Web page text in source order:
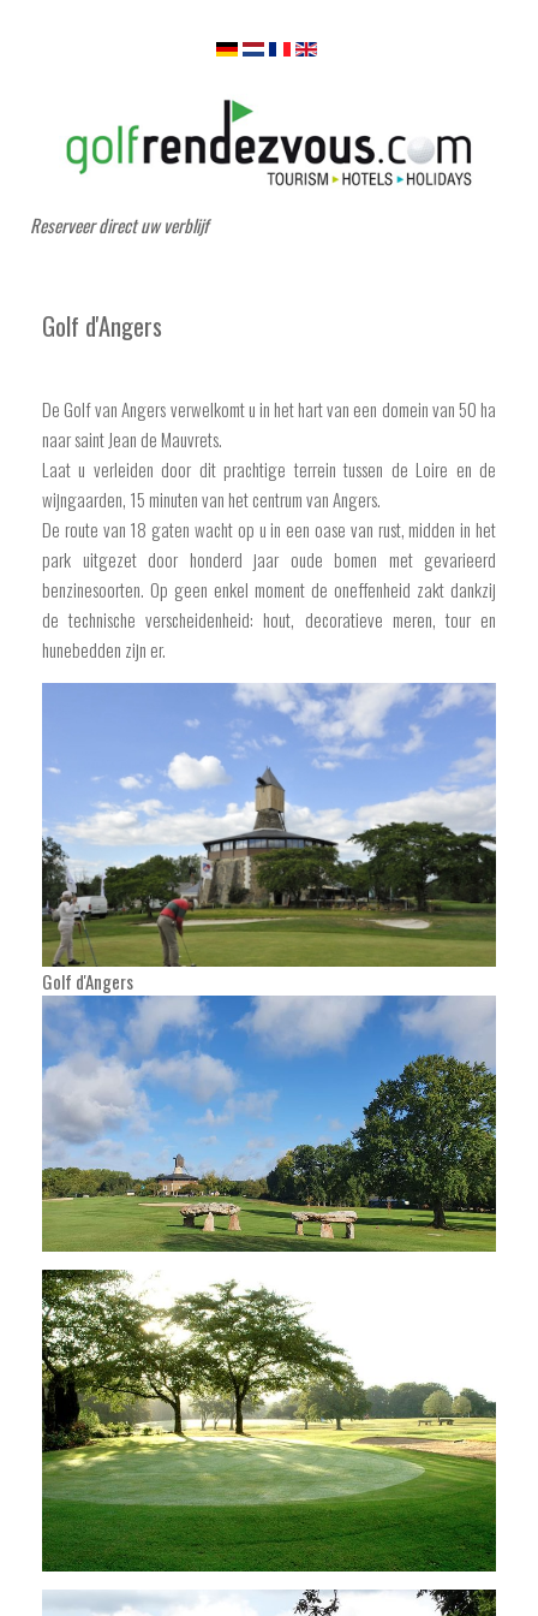
Reserveer direct uw verblijf
Golf d'Angers
De Golf van Angers verwelkomt u in het hart van een domein van 50 ha
naar saint Jean de Mauvrets.
Laat u verleiden door dit prachtige terrein tussen de Loire en de
wijngaarden, 15 minuten van het centrum van Angers.
De route van 18 gaten wacht op u in een oase van rust, midden in het
park uitgezet door honderd jaar oude bomen met gevarieerd
benzinesoorten. Op geen enkel moment de oneffenheid zakt dankzij
de technische verscheidenheid: hout, decoratieve meren, tour en
hunebedden zijn er.
Golf d'Angers